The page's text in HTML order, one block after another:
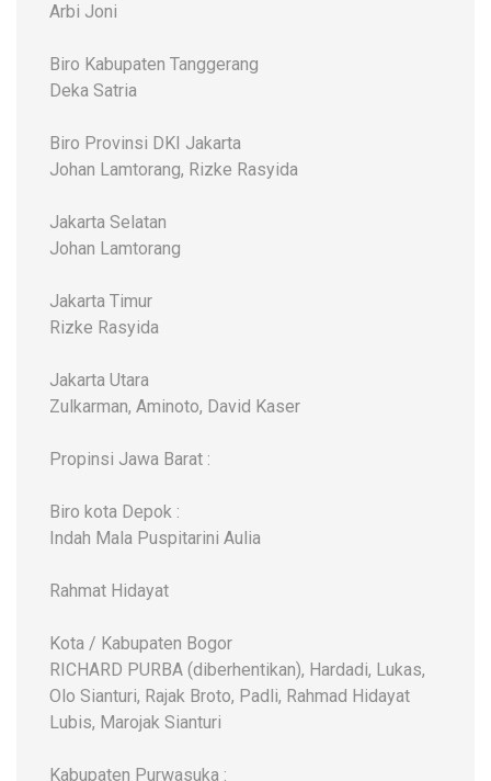
Arbi Joni
Biro Kabupaten Tanggerang
Deka Satria
Biro Provinsi DKI Jakarta
Johan Lamtorang, Rizke Rasyida
Jakarta Selatan
Johan Lamtorang
Jakarta Timur
Rizke Rasyida
Jakarta Utara
Zulkarman, Aminoto, David Kaser
Propinsi Jawa Barat :
Biro kota Depok :
Indah Mala Puspitarini Aulia
Rahmat Hidayat
Kota / Kabupaten Bogor
RICHARD PURBA (diberhentikan), Hardadi, Lukas,
Olo Sianturi, Rajak Broto, Padli, Rahmad Hidayat
Lubis, Marojak Sianturi
Kabupaten Purwasuka :